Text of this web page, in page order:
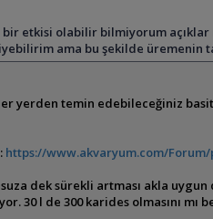
etkisi olabilir bilmiyorum açıklar
ama bu şekilde üremenin
yerden temin edebileceğiniz
https://www.akvaryum.com/Forum/
dek sürekli artması akla uygun
30 l de 300 karides olmasını mı